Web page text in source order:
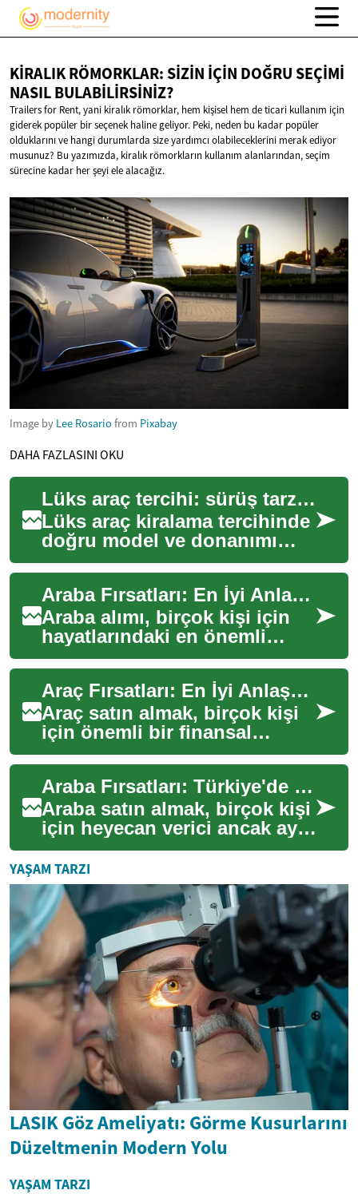
KIRALIK RÖMORKLAR: SIZIN İÇIN DOĞRU SEÇIMI
NASIL BULABILIRSINIZ?
Trailers for Rent, yani kiralık römorklar, hem kişisel hem de ticari kullanım için
giderek popüler bir seçenek haline geliyor. Peki, neden bu kadar popüler
olduklarını ve hangi durumlarda size yardımcı olabileceklerini merak ediyor
musunuz? Bu yazımızda, kiralık römorkların kullanım alanlarından, seçim
sürecine kadar her şeyi ele alacağız.
Image by Lee Rosario from Pixabay
DAHA FAZLASINI OKU
Lüks araç tercihi: sürüş tarzınıza göre model ve donanım seçimi
Lüks araç kiralama tercihinde
doğru model ve donanımı
seçmek, hem konforu hem de
işlevselliği etkiler. Sürüş
stiliniz...
Araba Fırsatları: En İyi Anlaşmaları Nasıl Bulabilirsiniz?
Araba alımı, birçok kişi için
hayatlarındaki en önemli
finansal kararlardan biridir.
Doğru fırsatı yakalamak, hem
büt...
Araç Fırsatları: En İyi Anlaşmaları Nasıl Bulabilirsiniz?
Araç satın almak, birçok kişi
için önemli bir finansal
karardır. Doğru fırsatı
yakalamak, bütçenizi
korurken istediği...
Araba Fırsatları: Türkiye'de En İyi Anlaşmaları Nasıl Bulabilirsiniz?
Araba satın almak, birçok kişi
için heyecan verici ancak aynı
zamanda karmaşık bir süreç
olabilir. Türkiye'de araba f...
YAŞAM TARZI
LASIK Göz Ameliyatı: Görme Kusurlarını
Düzeltmenin Modern Yolu
YAŞAM TARZI